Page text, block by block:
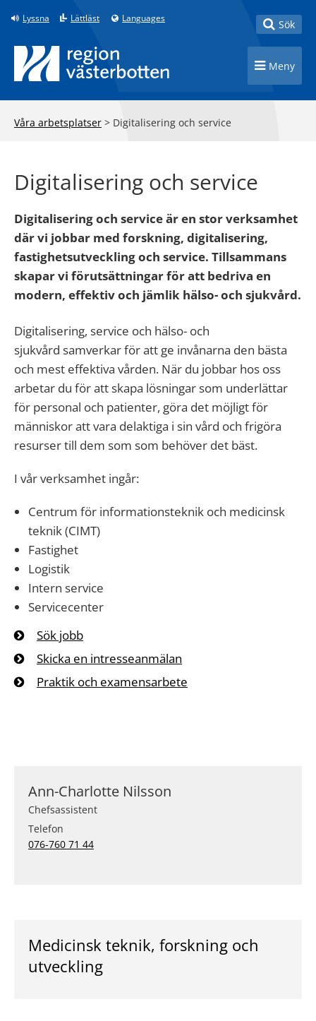
Till innehåll på sidan
Lyssna Lättläst Languages Toggle
Sök
Toggle
Meny
Våra arbetsplatser > Digitalisering och service
Digitalisering och service
Digitalisering och service är en stor verksamhet
där vi jobbar med forskning, digitalisering,
fastighetsutveckling och service. Tillsammans
skapar vi förutsättningar för att bedriva en
modern, effektiv och jämlik hälso- och sjukvård.
Digitalisering, service och hälso- och
sjukvård samverkar för att ge invånarna den bästa
och mest effektiva vården. När du jobbar hos oss
arbetar du för att skapa lösningar som underlättar
för personal och patienter, göra det möjligt för
människor att vara delaktiga i sin vård och frigöra
resurser till dem som som behöver det bäst.
I vår verksamhet ingår:
Centrum för informationsteknik och medicinsk
teknik (CIMT)
Fastighet
Logistik
Intern service
Servicecenter
Sök jobb
Skicka en intresseanmälan
Praktik och examensarbete
Ann-Charlotte Nilsson
Chefsassistent
Telefon
076-760 71 44
Medicinsk teknik, forskning och
utveckling